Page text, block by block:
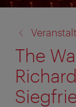
zu:
The